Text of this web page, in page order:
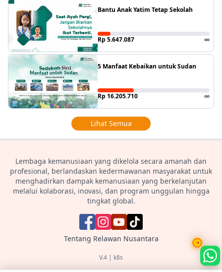
Bantu Anak Yatim Tetap Sekolah
Rp 5.647.087 ∞
5 Manfaat Kebaikan untuk Sudan
Rp 16.205.710 ∞
Lihat Semua
Lembaga kemanusiaan yang dikelola secara amanah dan
profesional, berlandaskan kedermawanan masyarakat untuk
menghadirkan dampak kemanusiaan yang berkelanjutan
melalui kolaborasi, inovasi, dan program unggulan hingga
tingkat global.
Tentang Relawan Nusantara
V.4 | k8s